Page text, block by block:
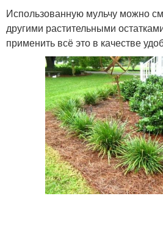
Использованную мульчу можно
другими растительными
применить всё это в качестве